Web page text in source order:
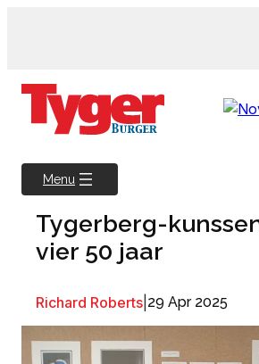
Menu
Tygerberg-
vier 50 jaar
Richard Roberts 29 Apr 2025